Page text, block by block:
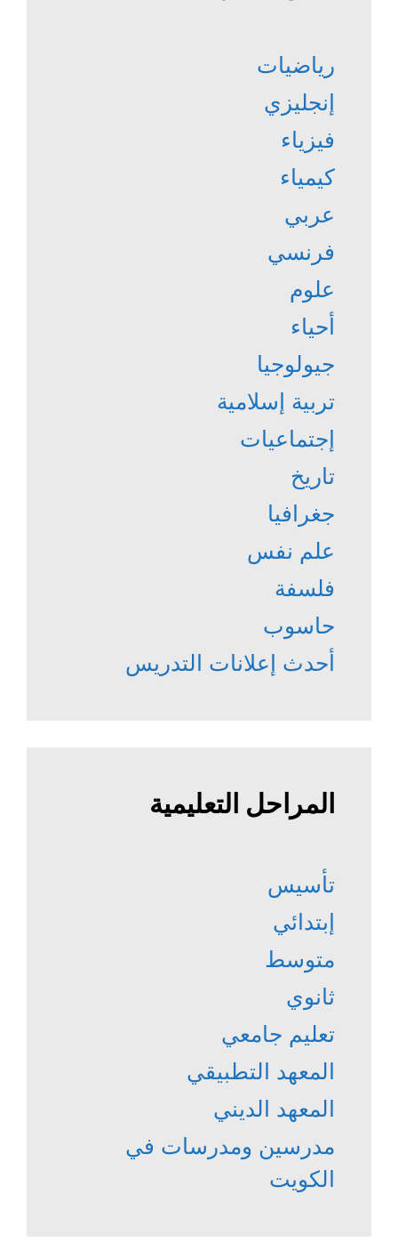
رياضيات
إنجليزي
فيزياء
كيمياء
عربي
فرنسي
علوم
أحياء
جيولوجيا
تربية إسلامية
إجتماعيات
تاريخ
جغرافيا
علم نفس
فلسفة
حاسوب
أحدث إعلانات التدريس
المراحل التعليمية
تأسيس
إبتدائي
متوسط
ثانوي
تعليم جامعي
المعهد التطبيقي
المعهد الديني
مدرسين ومدرسات في
الكويت